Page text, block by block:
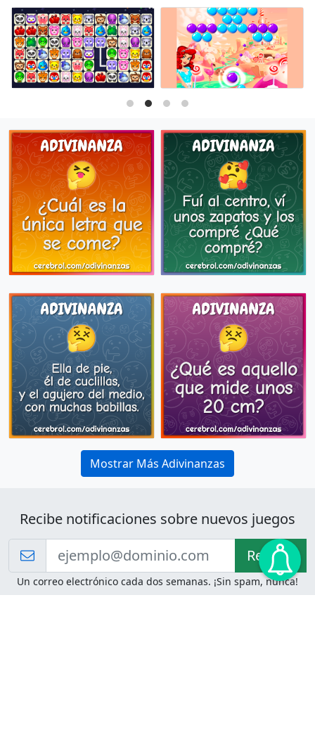
Mostrar Más Adivinanzas
Recibe notificaciones sobre nuevos juegos
Recibir!
Un correo electrónico cada dos semanas. ¡Sin spam, nunca!